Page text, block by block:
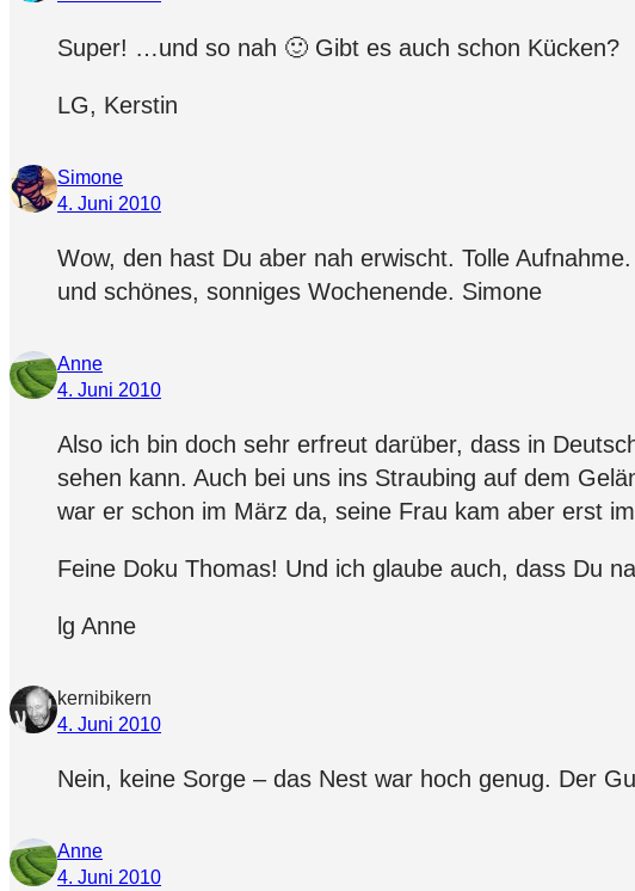
Super! …und so nah 🙂 Gibt es auch schon Kücken?
LG, Kerstin
Simone
4. Juni 2010
Wow, den hast Du aber nah erwischt. Tolle
und schönes, sonniges Wochenende. Simone
Anne
4. Juni 2010
Also ich bin doch sehr erfreut darüber, dass in
sehen kann. Auch bei uns ins Straubing auf dem
war er schon im März da, seine Frau kam aber erst
Feine Doku Thomas! Und ich glaube auch, dass Du
lg Anne
kernibikern
4. Juni 2010
Nein, keine Sorge – das Nest war hoch genug. Der
Anne
4. Juni 2010